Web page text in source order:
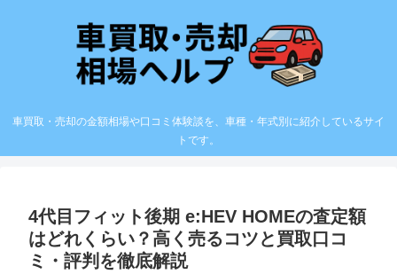
車買取・売却の金額相場や口コミ体験談を、車種・年式別に紹介しているサイ
トです。
4代目フィット後期 e:HEV HOMEの査定額
はどれくらい？高く売るコツと買取口コ
ミ・評判を徹底解説